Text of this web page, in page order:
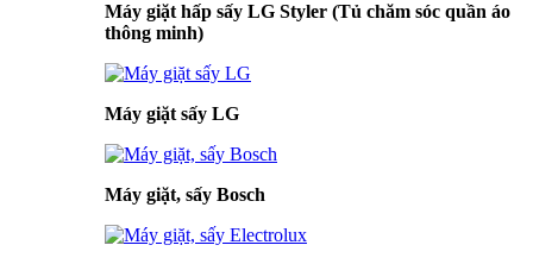
Máy giặt hấp sấy LG Styler (Tủ chăm sóc quần áo
thông minh)
Máy giặt sấy LG
Máy giặt, sấy Bosch